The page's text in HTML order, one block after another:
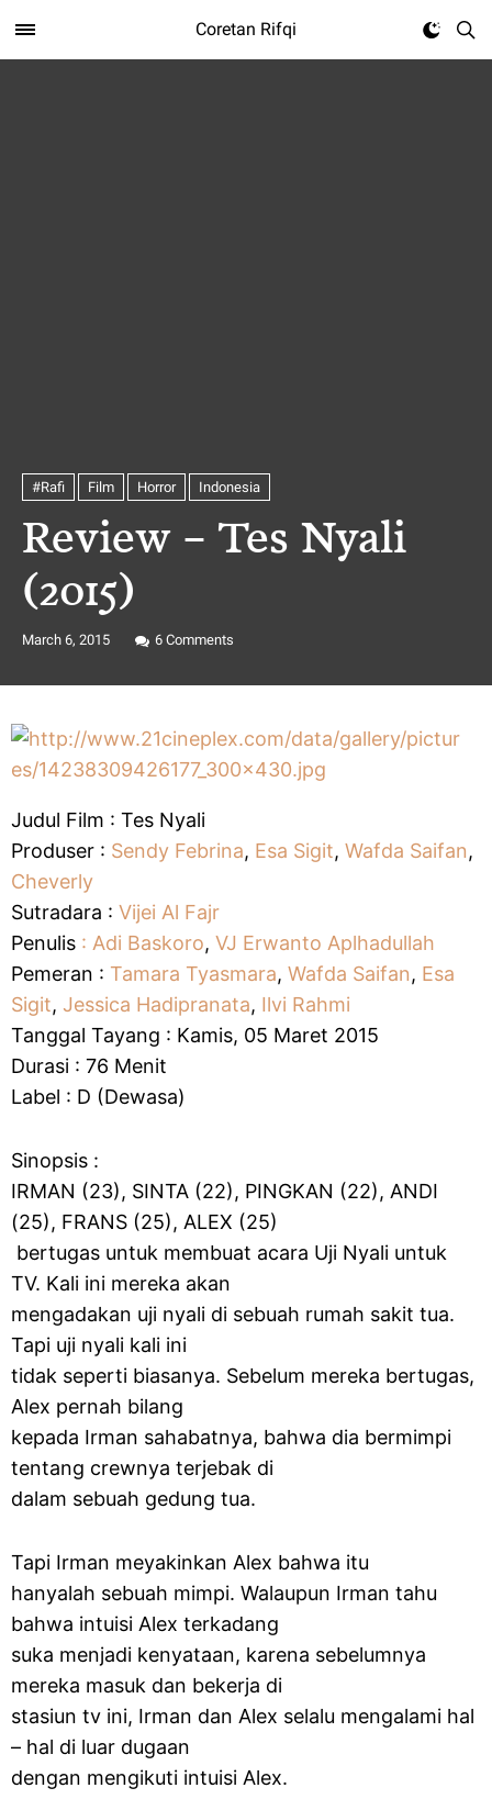
Coretan Rifqi
#Rafi Film Horror Indonesia
Review – Tes Nyali
(2015)
March 6, 2015 6 Comments
Judul Film : Tes Nyali
Produser : Sendy Febrina, Esa Sigit, Wafda Saifan,
Cheverly
Sutradara : Vijei Al Fajr
Penulis : Adi Baskoro, VJ Erwanto Aplhadullah
Pemeran : Tamara Tyasmara, Wafda Saifan, Esa
Sigit, Jessica Hadipranata, Ilvi Rahmi
Tanggal Tayang : Kamis, 05 Maret 2015
Durasi : 76 Menit
Label : D (Dewasa)
Sinopsis :
IRMAN (23), SINTA (22), PINGKAN (22), ANDI
(25), FRANS (25), ALEX (25)
bertugas untuk membuat acara Uji Nyali untuk
TV. Kali ini mereka akan
mengadakan uji nyali di sebuah rumah sakit tua.
Tapi uji nyali kali ini
tidak seperti biasanya. Sebelum mereka bertugas,
Alex pernah bilang
kepada Irman sahabatnya, bahwa dia bermimpi
tentang crewnya terjebak di
dalam sebuah gedung tua.
Tapi Irman meyakinkan Alex bahwa itu
hanyalah sebuah mimpi. Walaupun Irman tahu
bahwa intuisi Alex terkadang
suka menjadi kenyataan, karena sebelumnya
mereka masuk dan bekerja di
stasiun tv ini, Irman dan Alex selalu mengalami hal
– hal di luar dugaan
dengan mengikuti intuisi Alex.